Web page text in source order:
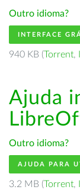
Outro idioma?
INTERFACE
940 KB (Torrent,
Ajuda
Outro idioma?
AJUDA PARA
3.2 MB (Torrent,